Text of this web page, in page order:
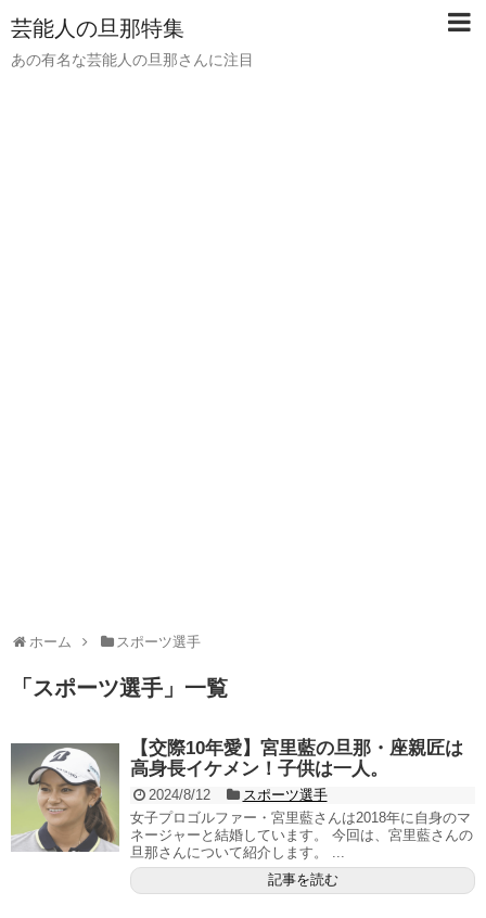
芸能人の旦那特集
あの有名な芸能人の旦那さんに注目
ホーム スポーツ選手
「 スポーツ選手 」 一覧
【交際10年愛】宮里藍の旦那・座親匠は
高身長イケメン！子供は一人。
2024/8/12
スポーツ選手
女子プロゴルファー・宮里藍さんは2018年に自身のマ
ネージャーと結婚しています。 今回は、宮里藍さんの
旦那さんについて紹介します。 ...
記事を読む